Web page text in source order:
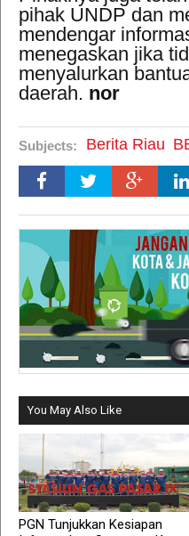
pihak UNDP dan
mendengar
menegaskan jika
menyalurkan
daerah. nor
Subjects: Berita Riau
You May Also Like
PGN Tunjukkan Kesiapan